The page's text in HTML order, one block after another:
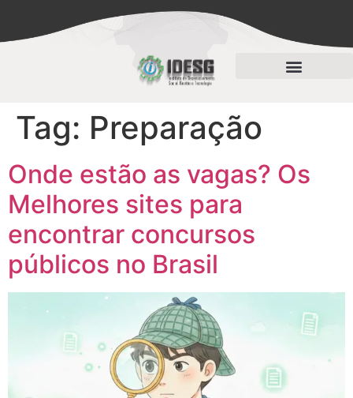
Tag: Preparação
Onde estão as vagas? Os
Melhores sites para
encontrar concursos
públicos no Brasil